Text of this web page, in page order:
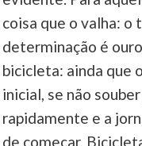
coisa que o valha: o
determinação é
bicicleta: ainda que
inicial, se não
rapidamente e a
de começar.